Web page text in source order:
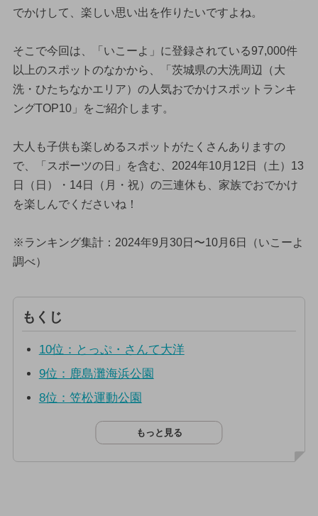
でかけして、楽しい思い出を作りたいですよね。
そこで今回は、「いこーよ」に登録されている97,000件
以上のスポットのなかから、「茨城県の大洗周辺（大
洗・ひたちなかエリア）の人気おでかけスポットランキ
ングTOP10」をご紹介します。
大人も子供も楽しめるスポットがたくさんありますの
で、「スポーツの日」を含む、2024年10月12日（土）13
日（日）・14日（月・祝）の三連休も、家族でおでかけ
を楽しんでくださいね！
※ランキング集計：2024年9月30日〜10月6日（いこーよ
調べ）
もくじ
10位：とっぷ・さんて大洋
9位：鹿島灘海浜公園
8位：笠松運動公園
もっと見る